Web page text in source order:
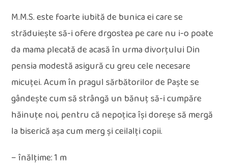
M.M.S. este foarte iubită de bunica ei care se
străduiește să-i ofere drgostea pe care nu i-o poate
da mama plecată de acasă în urma divorțului Din
pensia modestă asigură cu greu cele necesare
micuței. Acum în pragul sărbătorilor de Paște se
gândește cum să strângă un bănuț să-i cumpăre
hăinuțe noi, pentru că nepoțica își doreșe să mergă
la biserică așa cum merg și ceilalți copii.
– înălțime: 1 m